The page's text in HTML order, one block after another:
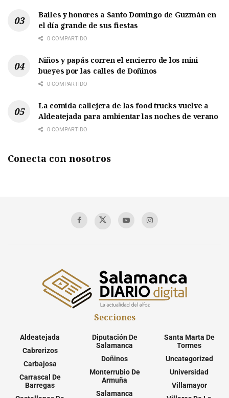
Bailes y honores a Santo Domingo de Guzmán en
el día grande de sus fiestas
0 COMPARTIDO
Niños y papás corren el encierro de los mini
bueyes por las calles de Doñinos
0 COMPARTIDO
La comida callejera de las food trucks vuelve a
Aldeatejada para ambientar las noches de verano
0 COMPARTIDO
Conecta con nosotros
Secciones
Aldeatejada
Cabrerizos
Carbajosa
Carrascal De
Barregas
Diputación De
Salamanca
Doñinos
Monterrubio De
Armuña
Salamanca
Santa Marta De
Tormes
Uncategorized
Universidad
Villamayor